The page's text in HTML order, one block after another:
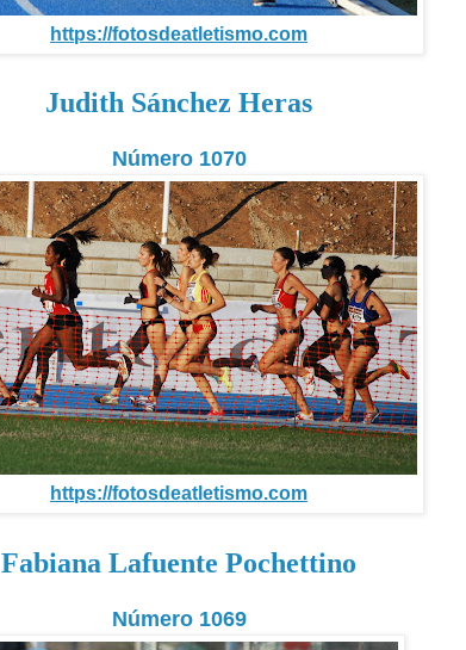
https://fotosdeatletismo.com
Judith Sánchez Heras
Número 1070
https://fotosdeatletismo.com
Fabiana Lafuente Pochettino
Número 1069